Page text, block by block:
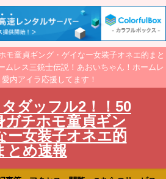
モ童貞ギング・ゲイなー女装子オネエ的まと
ムレス三銃士伝説！あおいちゃん！ホームレ
内アイラ応援してます！
ダッフル2！！50
ガチホモ童貞ギン
ー女装子オネエ的
とめ速報